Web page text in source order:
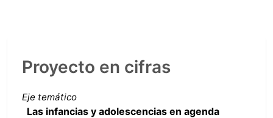
Proyecto en cifras
Eje temático
Las infancias y adolescencias en agenda